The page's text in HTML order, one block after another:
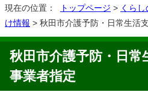
現在の位置： トップページ > くら
け情報 > 秋田市介護予防・日常生活
秋田市介護予防・日常
事業者指定